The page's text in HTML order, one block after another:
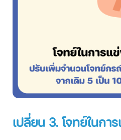
เปลี่ยน 3. โจทย์ในกา